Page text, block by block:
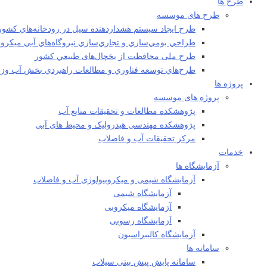
طرح های موسسه
طرح ايجاد سيستم هشداردهنده سيل در رودخانه‌هاي كشور
طراحي بومي‌سازي و تجاري‌سازي نيروگاه‌هاي آبي ميکرو
طرح ملی محافظت از يخچال‌های طبيعي كشور
طرح‌هاي توسعه فناوري و مطالعات راهبردي بخش آب
پروژه ها
پروژه های موسسه
پژوهشکده مطالعات و تحقيقات منابع آب
پژوهشکده مهندسی هیدرولیک و محیط های آبی
مرکز تحقیقات آب و فاضلاب
خدمات
آزمایشگاه ها
آزمایشگاه شیمی و میکروبیولوژی آب و فاضلاب
آزمایشگاه شیمی
آزمایشگاه میکروبی
آزمایشگاه رسوبی
آزمایشگاه کالیبراسیون
سامانه ها
سامانه پایش پیش بینی سیلاب